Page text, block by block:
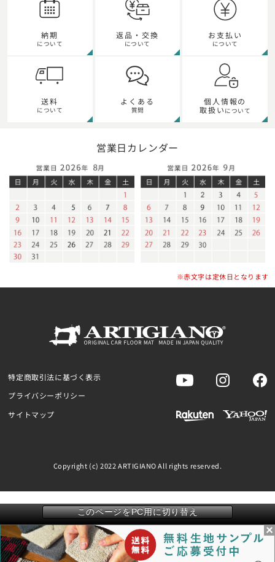
納期
について
返品・交換
について
お支払い
について
送料
について
よくある
質問
個人情報の
取扱い について
営業日カレンダー
※赤文字は定休日となります
特定商取引法に基づく表示
プライバシーポリシー
サイトマップ
Copyright (c) 2022 ARTIGIANO All rights reserved.
このページをPC用に切り替え